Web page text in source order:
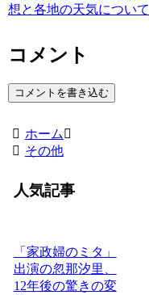
想と各地の天気について
コメント
コメントを書き込む
ホーム
その他
人気記事
「家政婦のミタ」
出演の忽那汐里、
12年後の驚きの変